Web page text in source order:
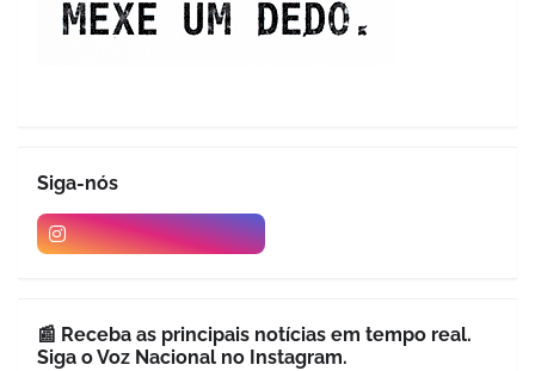
Siga-nós
📰 Receba as principais notícias em tempo real.
Siga o Voz Nacional no Instagram.